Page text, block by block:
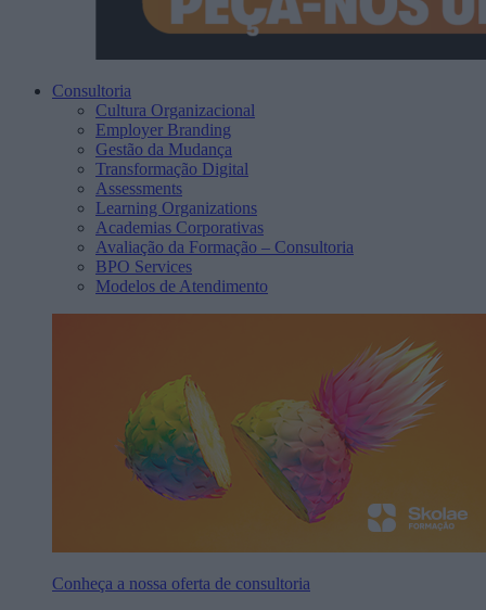
Consultoria
Cultura Organizacional
Employer Branding
Gestão da Mudança
Transformação Digital
Assessments
Learning Organizations
Academias Corporativas
Avaliação da Formação – Consultoria
BPO Services
Modelos de Atendimento
Conheça a nossa oferta de consultoria